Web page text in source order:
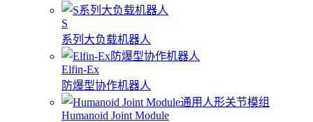
S
系列大负载机器人
Elfin-Ex
防爆型协作机器人
Humanoid Joint Module